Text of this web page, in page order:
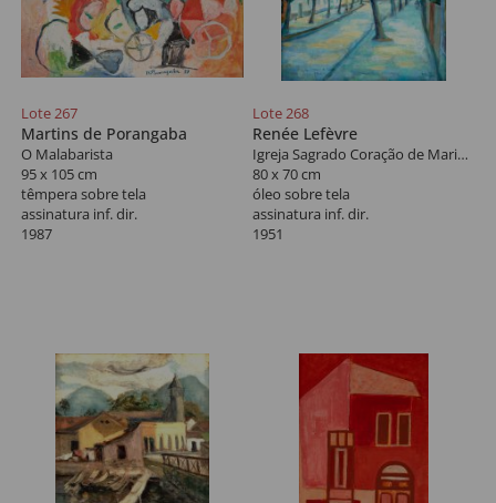
Lote 267
Martins de Porangaba
O Malabarista
95 x 105 cm
têmpera sobre tela
assinatura inf. dir.
1987
Lote 268
Renée Lefèvre
Igreja Sagrado Coração de Maria - Santa Cecília
80 x 70 cm
óleo sobre tela
assinatura inf. dir.
1951